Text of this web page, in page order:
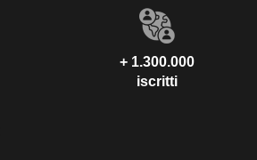
+ 1.300.000
iscritti